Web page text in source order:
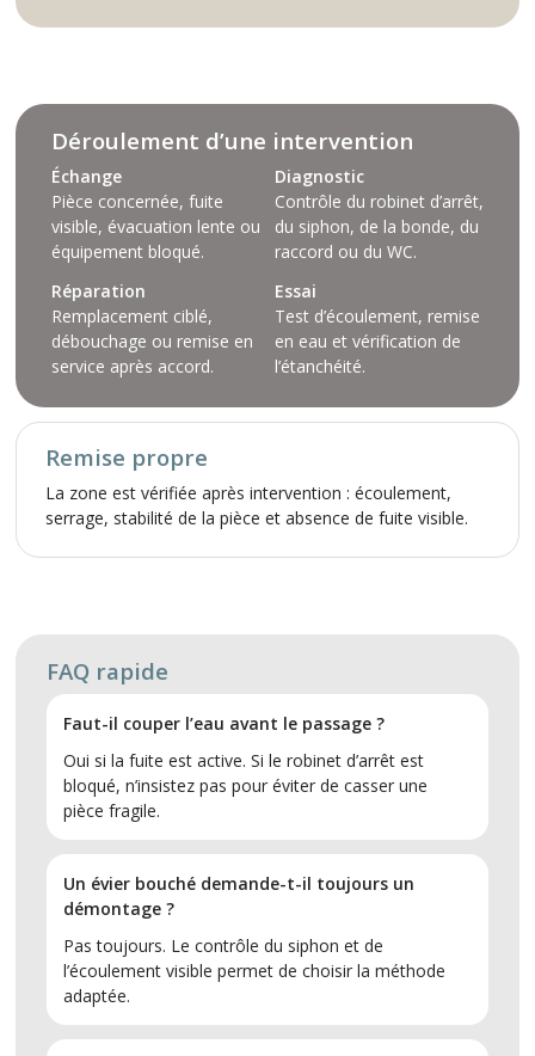
Déroulement d’une intervention
Échange
Pièce concernée, fuite
visible, évacuation lente ou
équipement bloqué.
Diagnostic
Contrôle du robinet d’arrêt,
du siphon, de la bonde, du
raccord ou du WC.
Réparation
Remplacement ciblé,
débouchage ou remise en
service après accord.
Essai
Test d’écoulement, remise
en eau et vérification de
l’étanchéité.
Remise propre
La zone est vérifiée après intervention : écoulement,
serrage, stabilité de la pièce et absence de fuite visible.
FAQ rapide
Faut-il couper l’eau avant le passage ?
Oui si la fuite est active. Si le robinet d’arrêt est
bloqué, n’insistez pas pour éviter de casser une
pièce fragile.
Un évier bouché demande-t-il toujours un
démontage ?
Pas toujours. Le contrôle du siphon et de
l’écoulement visible permet de choisir la méthode
adaptée.